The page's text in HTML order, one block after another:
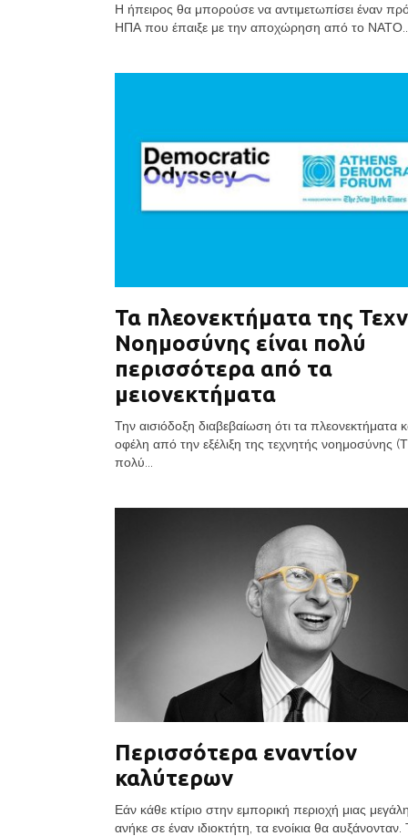
Η ήπειρος θα μπορούσε να αντιμετωπίσει έναν
ΗΠΑ που έπαιξε με την αποχώρηση από το
Τα πλεονεκτήματα της
Νοημοσύνης είναι πολύ
περισσότερα από τα
μειονεκτήματα
Την αισιόδοξη διαβεβαίωση ότι τα πλεονεκτήματα
οφέλη από την εξέλιξη της τεχνητής νοημοσύνης
πολύ...
Περισσότερα εναντίον
καλύτερων
Εάν κάθε κτίριο στην εμπορική περιοχή μιας
ανήκε σε έναν ιδιοκτήτη, τα ενοίκια θα αυξάνονταν.